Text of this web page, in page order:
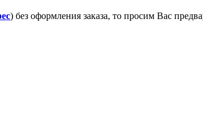
) без оформления заказа, то просим Вас